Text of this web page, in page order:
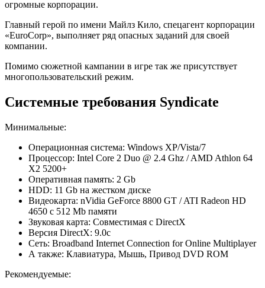
огромные корпорации.
Главный герой по имени Майлз Кило, спецагент корпорации
«EuroCorp», выполняет ряд опасных заданий для своей
компании.
Помимо сюжетной кампании в игре так же присутствует
многопользовательский режим.
Системные требования Syndicate
Минимальные:
Операционная система: Windows XP/Vista/7
Процессор: Intel Core 2 Duo @ 2.4 Ghz / AMD Athlon 64
X2 5200+
Оперативная память: 2 Gb
HDD: 11 Gb на жестком диске
Видеокарта: nVidia GeForce 8800 GT / ATI Radeon HD
4650 с 512 Mb памяти
Звуковая карта: Совместимая с DirectX
Версия DirectX: 9.0c
Сеть: Broadband Internet Connection for Online Multiplayer
А также: Клавиатура, Мышь, Привод DVD ROM
Рекомендуемые: